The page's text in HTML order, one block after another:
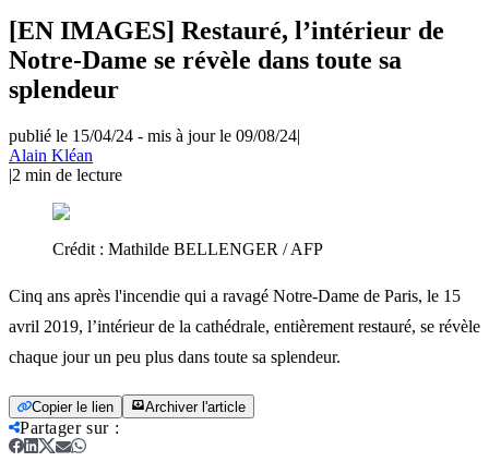
[EN IMAGES] Restauré, l’intérieur de
Notre-Dame se révèle dans toute sa
splendeur
publié le 15/04/24 - mis à jour le 09/08/24|
Alain Kléan
|2 min de lecture
Crédit : Mathilde BELLENGER / AFP
Cinq ans après l'incendie qui a ravagé Notre-Dame de Paris, le 15
avril 2019, l’intérieur de la cathédrale, entièrement restauré, se révèle
chaque jour un peu plus dans toute sa splendeur.
Copier le lien Archiver l'article
Partager sur: